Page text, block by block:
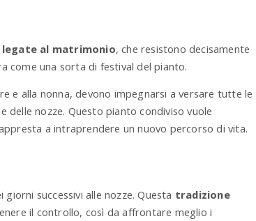
al matrimonio, che resistono decisamente
come una sorta di festival del pianto.
e alla nonna, devono impegnarsi a versare tutte le
delle nozze. Questo pianto condiviso vuole
a intraprendere un nuovo percorso di vita.
successivi alle nozze. Questa tradizione
il controllo, così da affrontare meglio i